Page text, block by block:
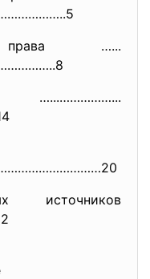
…...
…...……………...
4
источников